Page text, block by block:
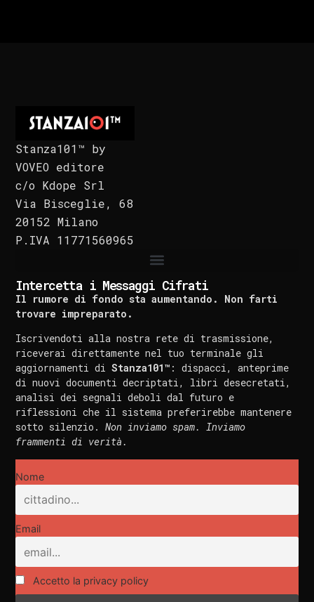
Stanza101™ by
VOVEO editore
c/o Kdope Srl
Via Bisceglie, 68
20152 Milano
P.IVA 11771560965
Intercetta i Messaggi Cifrati
Il rumore di fondo sta aumentando. Non farti
trovare impreparato.
Iscrivendoti alla nostra rete di trasmissione,
riceverai direttamente nel tuo terminale gli
aggiornamenti diStanza101™ : dispacci, anteprime
di nuovi documenti decriptati, libri desecretati,
analisi dei segnali deboli dal futuro e
riflessioni che il sistema preferirebbe mantenere
sotto silenzio.Non inviamo spam. Inviamo
frammenti di verità.
Nome
Email
Accetto la privacy policy